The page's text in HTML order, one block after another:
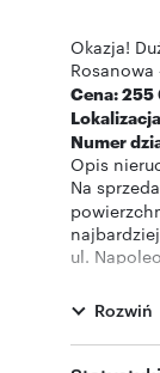
Okazja!
Cena: 255
Numer
Opis
Na
ul.
natury,
Rozwiń